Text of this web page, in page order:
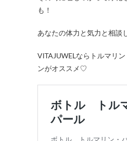
も！
あなたの体力と気力と相談
VITAJUWELならトルマリ
ンがオススメ♡